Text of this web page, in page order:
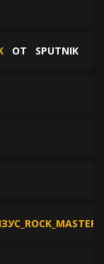
ОТ SPUTNIK